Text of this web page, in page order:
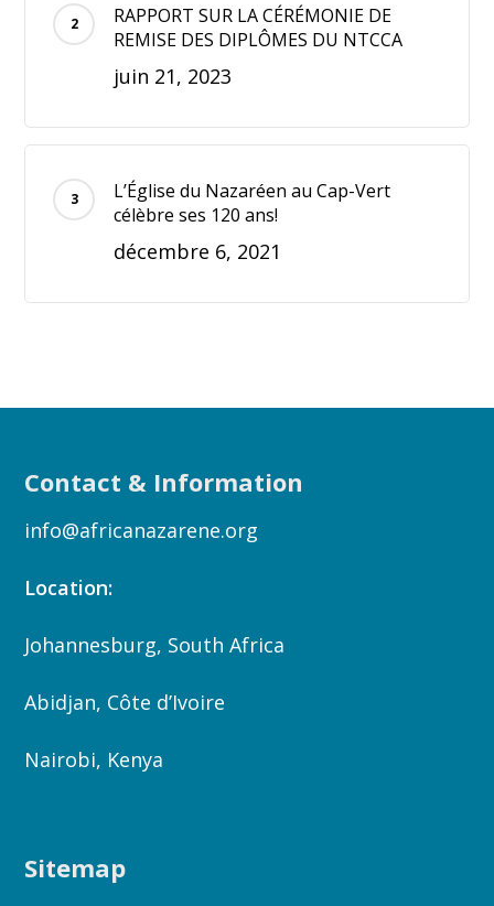
RAPPORT SUR LA CÉRÉMONIE DE
REMISE DES DIPLÔMES DU NTCCA
juin 21, 2023
L’Église du Nazaréen au Cap-Vert
célèbre ses 120 ans!
décembre 6, 2021
Contact & Information
info@africanazarene.org
Location:
Johannesburg, South Africa
Abidjan, Côte d’Ivoire
Nairobi, Kenya
Sitemap